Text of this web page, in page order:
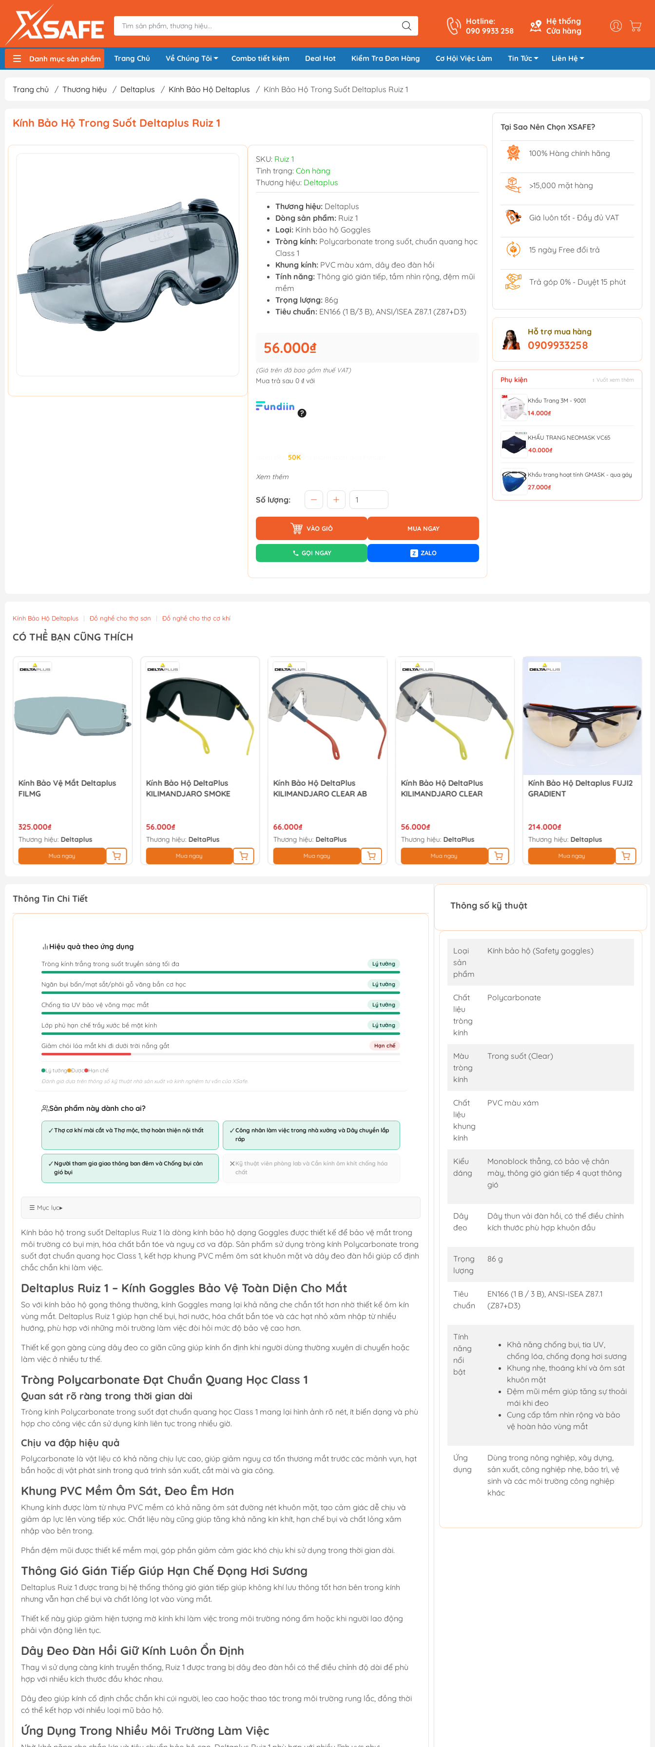
Hotline:
090 9933 258
Hệ thống
Cửa hàng
Danh mục sản phẩm Trang Chủ Về Chúng Tôi Combo tiết kiệm Deal Hot Kiểm Tra Đơn Hàng Cơ Hội Việc Làm Tin Tức Liên Hệ
Trang chủ / Thương hiệu / Deltaplus / Kính Bảo Hộ Deltaplus / Kính Bảo Hộ Trong Suốt Deltaplus Ruiz 1
Kính Bảo Hộ Trong Suốt Deltaplus Ruiz 1
SKU: Ruiz 1
Tình trạng: Còn hàng
Thương hiệu: Deltaplus
Thương hiệu: Deltaplus
Dòng sản phẩm: Ruiz 1
Loại: Kính bảo hộ Goggles
Tròng kính: Polycarbonate trong suốt, chuẩn quang học
Class 1
Khung kính: PVC màu xám, dây đeo đàn hồi
Tính năng: Thông gió gián tiếp, tầm nhìn rộng, đệm mũi
mềm
Trọng lượng: 86g
Tiêu chuẩn: EN166 (1 B/3 B), ANSI/ISEA Z87.1 (Z87+D3)
56.000₫
(Giá trên đã bao gồm thuế VAT)
Mua trả sau 0 ₫ với
50K
Xem thêm
Số lượng:
VÀO GIỎ MUA NGAY
GỌI NGAY Z ZALO
Tại Sao Nên Chọn XSAFE?
100% Hàng chính hãng
>15,000 mặt hàng
Giá luôn tốt - Đầy đủ VAT
15 ngày Free đổi trả
Trả góp 0% - Duyệt 15 phút
Hỗ trợ mua hàng
0909933258
Phụ kiện ↕ Vuốt xem thêm
Khẩu Trang 3M - 9001
14.000₫
KHẨU TRANG NEOMASK VC65
40.000₫
Khẩu trang hoạt tính GMASK - qua gáy
27.000₫
Kính Bảo Hộ Deltaplus | Đồ nghề cho thợ sơn | Đồ nghề cho thợ cơ khí
CÓ THỂ BẠN CŨNG THÍCH
Kính Bảo Vệ Mắt Deltaplus
FILMG
325.000₫
Thương hiệu: Deltaplus
Mua ngay
Kính Bảo Hộ DeltaPlus
KILIMANDJARO SMOKE
56.000₫
Thương hiệu: DeltaPlus
Mua ngay
Kính Bảo Hộ DeltaPlus
KILIMANDJARO CLEAR AB
66.000₫
Thương hiệu: DeltaPlus
Mua ngay
Kính Bảo Hộ DeltaPlus
KILIMANDJARO CLEAR
56.000₫
Thương hiệu: DeltaPlus
Mua ngay
Kính Bảo Hộ Deltaplus FUJI2
GRADIENT
214.000₫
Thương hiệu: Deltaplus
Mua ngay
Thông Tin Chi Tiết
Hiệu quả theo ứng dụng
Tròng kính trắng trong suốt truyền sáng tối đa Lý tưởng
Ngăn bụi bẩn/mạt sắt/phôi gỗ văng bắn cơ học Lý tưởng
Chống tia UV bảo vệ võng mạc mắt Lý tưởng
Lớp phủ hạn chế trầy xước bề mặt kính Lý tưởng
Giảm chói lóa mắt khi đi dưới trời nắng gắt Hạn chế
Lý tưởng Được
Hạn chế
Đánh giá dựa trên thông số kỹ thuật nhà sản xuất và kinh nghiệm tư vấn của XSafe.
Sản phẩm này dành cho ai?
✓Thợ cơ khí mài cắt và Thợ mộc, thợ hoàn thiện nội thất ✓Công nhân làm việc trong nhà xưởng và Dây chuyền lắp
ráp
✓ Người tham gia giao thông ban đêm và Chống bụi cản
gió bụi
✕ Kỹ thuật viên phòng lab và Cần kính ôm khít chống hóa
chất
☰ Mục lục▸
Kính bảo hộ trong suốt Deltaplus Ruiz 1 là dòng kính bảo hộ dạng Goggles được thiết kế để bảo vệ mắt trong
môi trường có bụi mịn, hóa chất bắn tóe và nguy cơ va đập. Sản phẩm sử dụng tròng kính Polycarbonate trong
suốt đạt chuẩn quang học Class 1, kết hợp khung PVC mềm ôm sát khuôn mặt và dây đeo đàn hồi giúp cố định
chắc chắn khi làm việc.
Deltaplus Ruiz 1 – Kính Goggles Bảo Vệ Toàn Diện Cho Mắt
So với kính bảo hộ gọng thông thường, kính Goggles mang lại khả năng che chắn tốt hơn nhờ thiết kế ôm kín
vùng mắt. Deltaplus Ruiz 1 giúp hạn chế bụi, hơi nước, hóa chất bắn tóe và các hạt nhỏ xâm nhập từ nhiều
hướng, phù hợp với những môi trường làm việc đòi hỏi mức độ bảo vệ cao hơn.
Thiết kế gọn gàng cùng dây đeo co giãn cũng giúp kính ổn định khi người dùng thường xuyên di chuyển hoặc
làm việc ở nhiều tư thế.
Tròng Polycarbonate Đạt Chuẩn Quang Học Class 1
Quan sát rõ ràng trong thời gian dài
Tròng kính Polycarbonate trong suốt đạt chuẩn quang học Class 1 mang lại hình ảnh rõ nét, ít biến dạng và phù
hợp cho công việc cần sử dụng kính liên tục trong nhiều giờ.
Chịu va đập hiệu quả
Polycarbonate là vật liệu có khả năng chịu lực cao, giúp giảm nguy cơ tổn thương mắt trước các mảnh vụn, hạt
bắn hoặc dị vật phát sinh trong quá trình sản xuất, cắt mài và gia công.
Khung PVC Mềm Ôm Sát, Đeo Êm Hơn
Khung kính được làm từ nhựa PVC mềm có khả năng ôm sát đường nét khuôn mặt, tạo cảm giác dễ chịu và
giảm áp lực lên vùng tiếp xúc. Chất liệu này cũng giúp tăng khả năng kín khít, hạn chế bụi và chất lỏng xâm
nhập vào bên trong.
Phần đệm mũi được thiết kế mềm mại, góp phần giảm cảm giác khó chịu khi sử dụng trong thời gian dài.
Thông Gió Gián Tiếp Giúp Hạn Chế Đọng Hơi Sương
Deltaplus Ruiz 1 được trang bị hệ thống thông gió gián tiếp giúp không khí lưu thông tốt hơn bên trong kính
nhưng vẫn hạn chế bụi và chất lỏng lọt vào vùng mắt.
Thiết kế này giúp giảm hiện tượng mờ kính khi làm việc trong môi trường nóng ẩm hoặc khi người lao động
phải vận động liên tục.
Dây Đeo Đàn Hồi Giữ Kính Luôn Ổn Định
Thay vì sử dụng càng kính truyền thống, Ruiz 1 được trang bị dây đeo đàn hồi có thể điều chỉnh độ dài để phù
hợp với nhiều kích thước đầu khác nhau.
Dây đeo giúp kính cố định chắc chắn khi cúi người, leo cao hoặc thao tác trong môi trường rung lắc, đồng thời
có thể kết hợp với nhiều loại mũ bảo hộ.
Ứng Dụng Trong Nhiều Môi Trường Làm Việc
Thông số kỹ thuật
Loại
sản
phẩm
Kính bảo hộ (Safety goggles)
Chất
liệu
tròng
kính
Polycarbonate
Màu
tròng
kính
Trong suốt (Clear)
Chất
liệu
khung
kính
PVC màu xám
Kiểu
dáng
Monoblock thẳng, có bảo vệ chân
mày, thông gió gián tiếp 4 quạt thông
gió
Dây
đeo
Dây thun vải đàn hồi, có thể điều chỉnh
kích thước phù hợp khuôn đầu
Trọng
lượng
86 g
Tiêu
chuẩn
EN166 (1 B / 3 B), ANSI-ISEA Z87.1
(Z87+D3)
Tính
năng
nổi
bật
Khả năng chống bụi, tia UV,
chống lóa, chống đọng hơi sương
Khung nhẹ, thoáng khí và ôm sát
khuôn mặt
Đệm mũi mềm giúp tăng sự thoải
mái khi đeo
Cung cấp tầm nhìn rộng và bảo
vệ hoàn hảo vùng mắt
Ứng
dụng
Dùng trong nông nghiệp, xây dựng,
sản xuất, công nghiệp nhẹ, bảo trì, vệ
sinh và các môi trường công nghiệp
khác